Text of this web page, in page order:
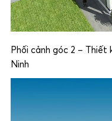
Phối cảnh góc 2 –
Ninh